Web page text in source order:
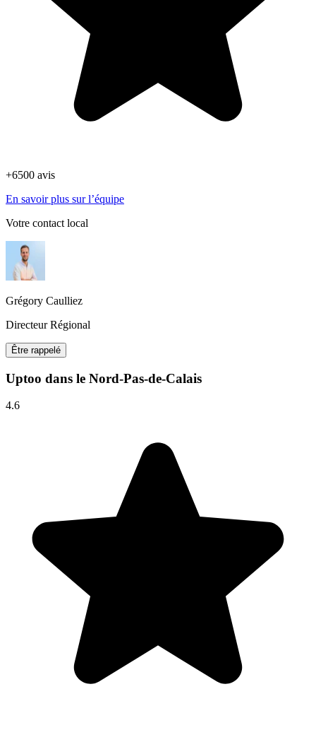
+6500 avis
En savoir plus sur l’équipe
Votre contact local
Grégory Caulliez
Directeur Régional
Être rappelé
Uptoo dans le Nord-Pas-de-Calais
4.6